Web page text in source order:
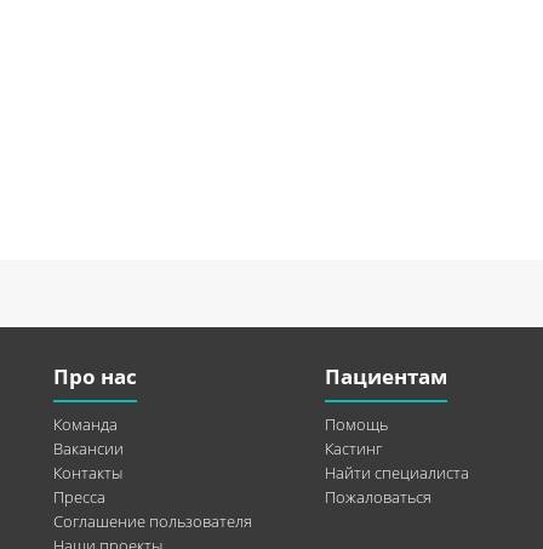
Про нас
Команда
Вакансии
Контакты
Пресса
Соглашение пользователя
Пациентам
Помощь
Кастинг
Найти специалиста
Пожаловаться